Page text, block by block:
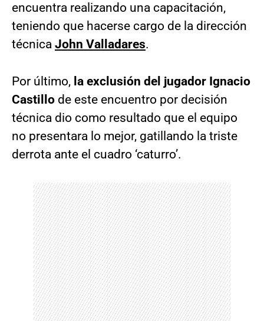
encuentra realizando una capacitación,
teniendo que hacerse cargo de la dirección
técnica John Valladares.
Por último, la exclusión del jugador Ignacio
Castillo de este encuentro por decisión
técnica dio como resultado que el equipo
no presentara lo mejor, gatillando la triste
derrota ante el cuadro ‘caturro’.